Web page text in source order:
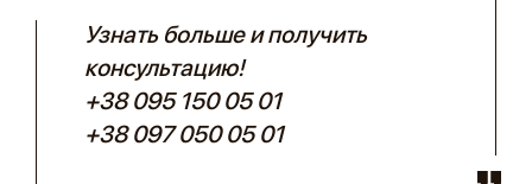
Узнать больше и получить
консультацию!
+38 095 150 05 01
+38 097 050 05 01